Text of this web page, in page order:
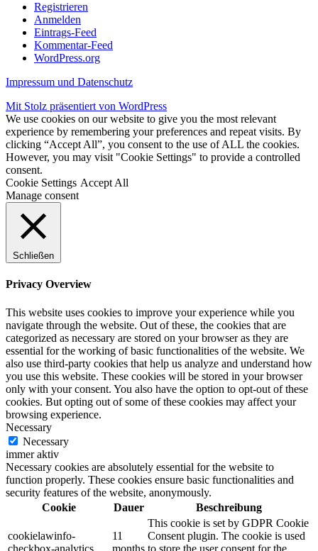
Registrieren
Anmelden
Eintrags-Feed
Kommentar-Feed
WordPress.org
Impressum und Datenschutz
Mit Stolz präsentiert von WordPress
We use cookies on our website to give you the most relevant
experience by remembering your preferences and repeat visits. By
clicking “Accept All”, you consent to the use of ALL the cookies.
However, you may visit "Cookie Settings" to provide a controlled
consent.
Cookie Settings Accept All
Manage consent
Schließen
Privacy Overview
This website uses cookies to improve your experience while you
navigate through the website. Out of these, the cookies that are
categorized as necessary are stored on your browser as they are
essential for the working of basic functionalities of the website. We
also use third-party cookies that help us analyze and understand how
you use this website. These cookies will be stored in your browser
only with your consent. You also have the option to opt-out of these
cookies. But opting out of some of these cookies may affect your
browsing experience.
Necessary
Necessary
immer aktiv
Necessary cookies are absolutely essential for the website to
function properly. These cookies ensure basic functionalities and
security features of the website, anonymously.
Cookie
Dauer Beschreibung
cookielawinfo-
checkbox-analytics
11
months
This cookie is set by GDPR Cookie
Consent plugin. The cookie is used
to store the user consent for the